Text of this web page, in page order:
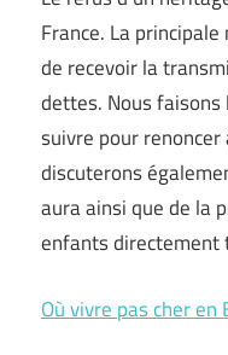
France. La
de recevoir la
dettes. Nous
suivre pour renoncer
discuterons
aura ainsi que de la
enfants directement
Où vivre pas cher en